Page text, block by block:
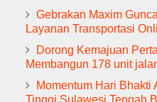
Gebrakan Maxim
Layanan Transportasi
Dorong Kemajuan
Membangun 178 unit
Momentum Hari Bhakti